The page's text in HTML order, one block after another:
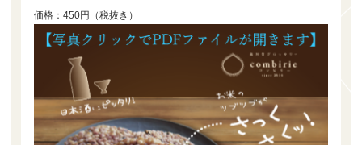
価格：450円（税抜き）